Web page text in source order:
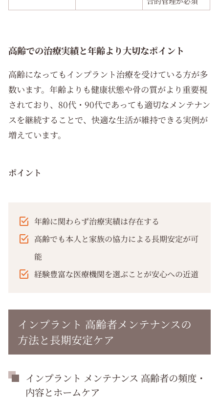
高齢での治療実績と年齢より大切なポイント
高齢になってもインプラント治療を受けている方が多
数います。年齢よりも健康状態や骨の質がより重要視
されており、80代・90代であっても適切なメンテナン
スを継続することで、快適な生活が維持できる実例が
増えています。
ポイント
年齢に関わらず治療実績は存在する
高齢でも本人と家族の協力による長期安定が可
能
経験豊富な医療機関を選ぶことが安心への近道
インプラント 高齢者メンテナンスの
方法と長期安定ケア
インプラント メンテナンス 高齢者の頻度・
内容とホームケア